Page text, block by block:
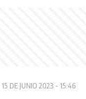
15 DE JUNIO 2023 - 15:46